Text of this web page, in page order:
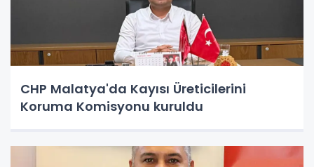
CHP Malatya'da Kayısı Üreticilerini
Koruma Komisyonu kuruldu